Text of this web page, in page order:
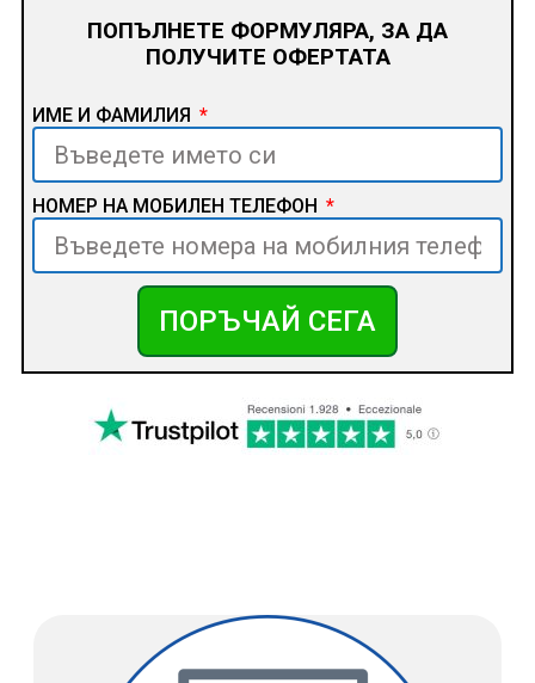
ПОПЪЛНЕТЕ ФОРМУЛЯРА, ЗА ДА
ПОЛУЧИТЕ ОФЕРТАТА
ИМЕ И ФАМИЛИЯ
НОМЕР НА МОБИЛЕН ТЕЛЕФОН
ПОРЪЧАЙ СЕГА